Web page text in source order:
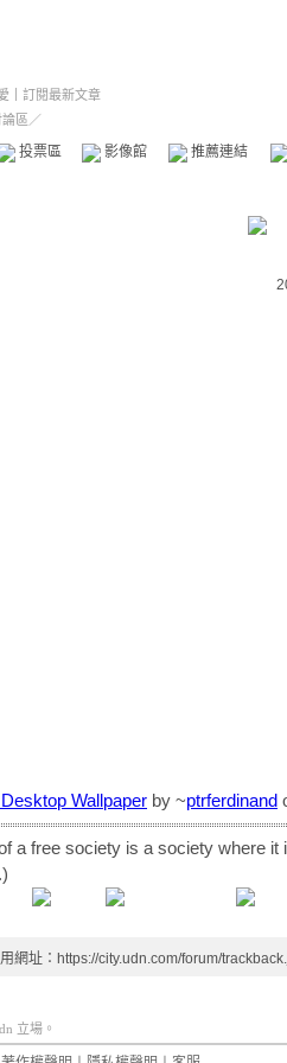
訂閱最新文章
論區／
投票區 影像館 推薦連結
Wallpaper by ~ptrferdinand
a free society is a society where it
網址：https://city.udn.com/forum/
立場。